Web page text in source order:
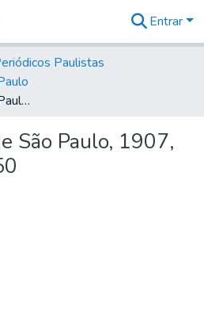
&
Coleções
Tudo na
Biblioteca
Estatísticas
Entrar
Paulistas
O Commercio de São Paulo, 1907, Ano XIV, n. 0350
São Paulo, 1907,